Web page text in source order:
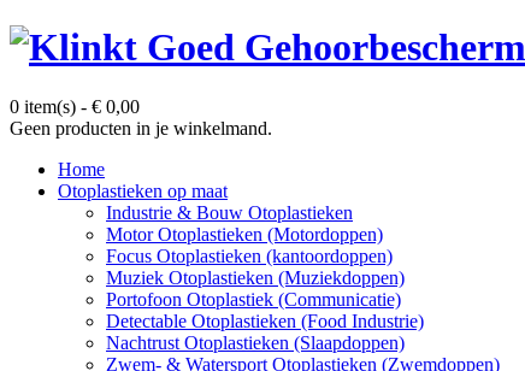
0 item(s) - € 0,00
Geen producten in je winkelmand.
Home
Otoplastieken op maat
Industrie & Bouw Otoplastieken
Motor Otoplastieken (Motordoppen)
Focus Otoplastieken (kantoordoppen)
Muziek Otoplastieken (Muziekdoppen)
Portofoon Otoplastiek (Communicatie)
Detectable Otoplastieken (Food Industrie)
Nachtrust Otoplastieken (Slaapdoppen)
Zwem- & Watersport Otoplastieken (Zwemdoppen)